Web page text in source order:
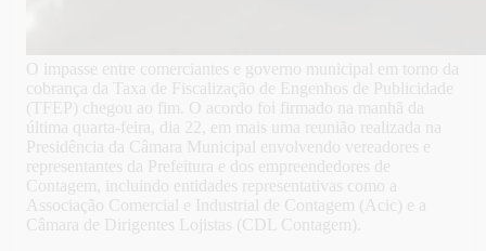
O impasse entre comerciantes e governo municipal em torno da
cobrança da Taxa de Fiscalização de Engenhos de Publicidade
(TFEP) chegou ao fim. O acordo foi firmado na manhã da
última quarta-feira, dia 22, em mais uma reunião realizada na
Presidência da Câmara Municipal envolvendo vereadores e
representantes da Prefeitura e dos empreendedores de
Contagem, incluindo entidades representativas como a
Associação Comercial e Industrial de Contagem (Acic) e a
Câmara de Dirigentes Lojistas (CDL Contagem).